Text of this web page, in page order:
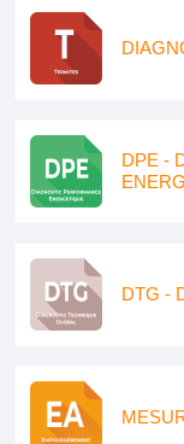
DPE -
DTG -